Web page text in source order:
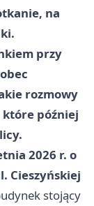
na
przy
rozmowy
które później
2026 r. o
Cieszyńskiej
stojący